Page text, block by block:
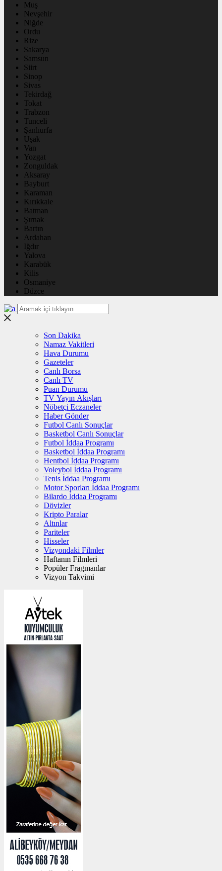
Muş
Nevşehir
Niğde
Ordu
Rize
Sakarya
Samsun
Siirt
Sinop
Sivas
Tekirdağ
Tokat
Trabzon
Tunceli
Şanlıurfa
Uşak
Van
Yozgat
Zonguldak
Aksaray
Bayburt
Karaman
Kırıkkale
Batman
Şırnak
Bartın
Ardahan
Iğdır
Yalova
Karabük
Kilis
Osmaniye
Düzce
Son Dakika
Namaz Vakitleri
Hava Durumu
Gazeteler
Canlı Borsa
Canlı TV
Puan Durumu
TV Yayın Akışları
Nöbetçi Eczaneler
Haber Gönder
Futbol Canlı Sonuçlar
Basketbol Canlı Sonuçlar
Futbol İddaa Programı
Basketbol İddaa Programı
Hentbol İddaa Programı
Voleybol İddaa Programı
Tenis İddaa Programı
Motor Sporları İddaa Programı
Bilardo İddaa Programı
Dövizler
Kripto Paralar
Altınlar
Pariteler
Hisseler
Vizyondaki Filmler
Haftanın Filmleri
Popüler Fragmanlar
Vizyon Takvimi